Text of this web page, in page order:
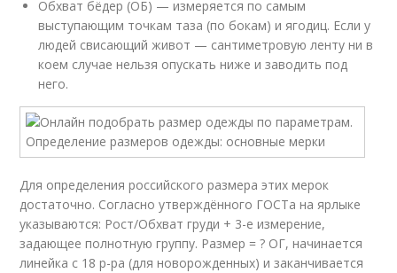
Обхват бёдер (ОБ) — измеряется по самым
выступающим точкам таза (по бокам) и ягодиц. Если у
людей свисающий живот — сантиметровую ленту ни в
коем случае нельзя опускать ниже и заводить под
него.
Для определения российского размера этих мерок
достаточно. Согласно утверждённого ГОСТа на ярлыке
указываются: Рост/Обхват груди + 3-е измерение,
задающее полнотную группу. Размер = ? ОГ, начинается
линейка с 18 р-ра (для новорожденных) и заканчивается